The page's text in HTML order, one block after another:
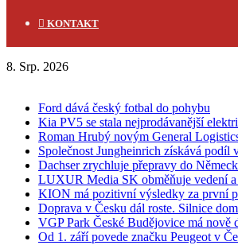
KONTAKT
8. Srp. 2026
Ford dává český fotbal do pohybu
Kia PV5 se stala nejprodávanější
Roman Hrubý novým General
Společnost Jungheinrich získává podíl
Dachser zrychluje přepravy do
LUXUR Media SK obměňuje vedení
KION má pozitivní výsledky za první
Doprava v Česku dál roste. Silnice
VGP Park České Budějovice má nově
Od 1. září povede značku Peugeot v